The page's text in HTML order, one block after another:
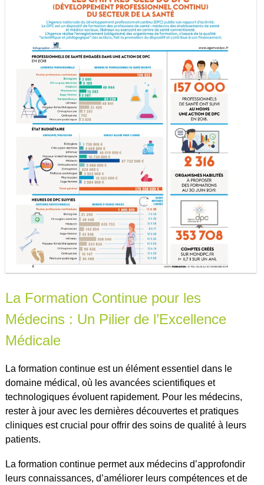
La Formation Continue pour les
Médecins : Un Pilier de l’Excellence
Médicale
La formation continue est un élément essentiel dans le
domaine médical, où les avancées scientifiques et
technologiques évoluent rapidement. Pour les médecins,
rester à jour avec les dernières découvertes et pratiques
cliniques est crucial pour offrir des soins de qualité à leurs
patients.
La formation continue permet aux médecins d’approfondir
leurs connaissances, d’améliorer leurs compétences et de